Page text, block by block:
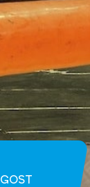
GOST